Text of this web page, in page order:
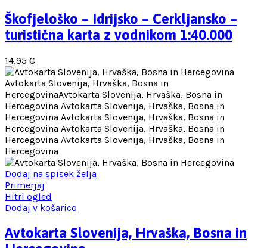
Škofjeloško – Idrijsko – Cerkljansko –
turistična karta z vodnikom 1:40.000
14,95 €
Dodaj na spisek želja
Primerjaj
Hitri ogled
Dodaj v košarico
Avtokarta Slovenija, Hrvaška, Bosna in